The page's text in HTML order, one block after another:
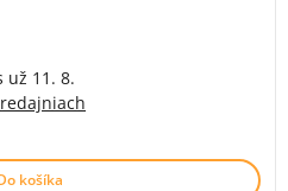
už 11. 8.
košíka